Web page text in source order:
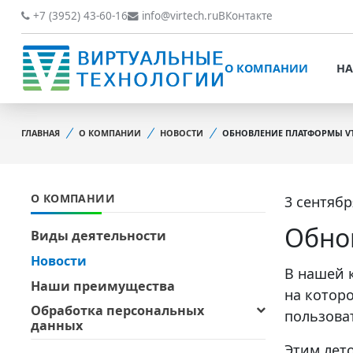
О КОМПАНИИ
ВИДЫ ДЕЯТЕЛЬНОСТИ
НОВОСТИ
НАШИ ПРЕИМУЩЕСТВА
ОФИЦИАЛЬНЫЕ
ДОКУМЕНТЫ
ОБРАТНАЯ СВЯЗЬ
ОТЗЫВЫ КЛИЕНТОВ
НАШИ РАБОТЫ
+7 (3952) 43-60-16 info@virtech.ruВКонтакте
О КОМПАНИИ
ОБРАБОТКА
ОФИЦИАЛЬНЫЕ
ОБРАТНАЯ СВЯЗЬ
ОТЗЫВЫ КЛИЕНТОВ
ГЛАВНАЯ О КОМПАНИИ НОВОСТИ ОБНОВЛЕНИЕ ПЛАТФОРМЫ
3
В нашей
на
О КОМПАНИИ
Виды деятельности
Новости
Наши преимущества
Обработка персональных
данных